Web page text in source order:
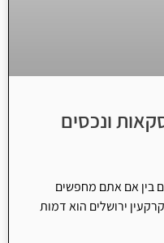
ונכסים
בין אם אתם מחפשים
ירושלים הוא דמות